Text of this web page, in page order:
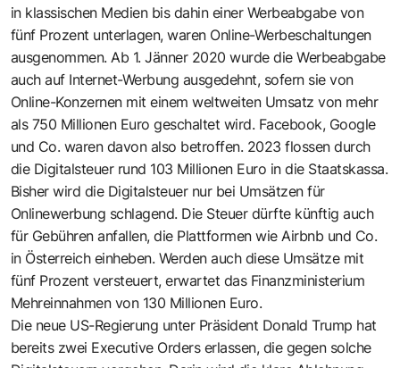
in klassischen Medien bis dahin einer Werbeabgabe von
fünf Prozent unterlagen, waren Online-Werbeschaltungen
ausgenommen. Ab 1. Jänner 2020 wurde die Werbeabgabe
auch auf Internet-Werbung ausgedehnt, sofern sie von
Online-Konzernen mit einem weltweiten Umsatz von mehr
als 750 Millionen Euro geschaltet wird. Facebook, Google
und Co. waren davon also betroffen. 2023 flossen durch
die Digitalsteuer rund 103 Millionen Euro in die Staatskassa.
Bisher wird die Digitalsteuer nur bei Umsätzen für
Onlinewerbung schlagend. Die Steuer dürfte künftig auch
für Gebühren anfallen, die Plattformen wie Airbnb und Co.
in Österreich einheben. Werden auch diese Umsätze mit
fünf Prozent versteuert, erwartet das Finanzministerium
Mehreinnahmen von 130 Millionen Euro.
Die neue US-Regierung unter Präsident Donald Trump hat
bereits zwei Executive Orders erlassen, die gegen solche